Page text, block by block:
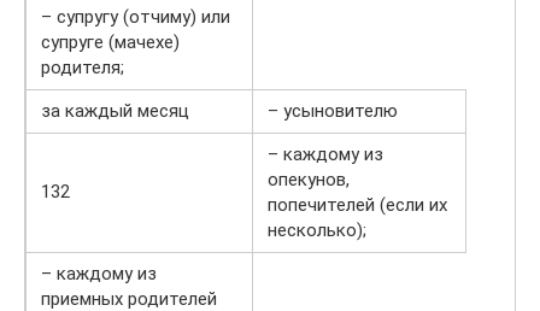
– супругу (отчиму) или
супруге (мачехе)
родителя;
за каждый месяц
– усыновителю
132
– каждому из
опекунов,
попечителей (если их
несколько);
– каждому из
приемных родителей